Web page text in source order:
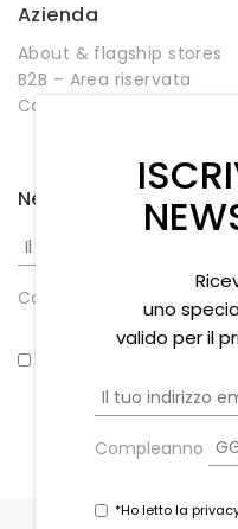
Azienda
About & flagship stores
B2B – Area riservata
Contatti
Newsletter
Compleanno
uno
valido per il
Compleanno
*Ho letto la